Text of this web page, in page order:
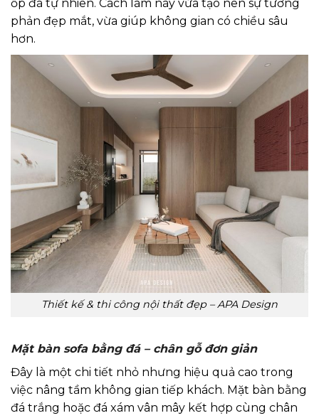
ốp đá tự nhiên. Cách làm này vừa tạo nên sự tương
phản đẹp mắt, vừa giúp không gian có chiều sâu
hơn.
Thiết kế & thi công nội thất đẹp – APA Design
Mặt bàn sofa bằng đá – chân gỗ đơn giản
Đây là một chi tiết nhỏ nhưng hiệu quả cao trong
việc nâng tầm không gian tiếp khách. Mặt bàn bằng
đá trắng hoặc đá xám vân mây kết hợp cùng chân